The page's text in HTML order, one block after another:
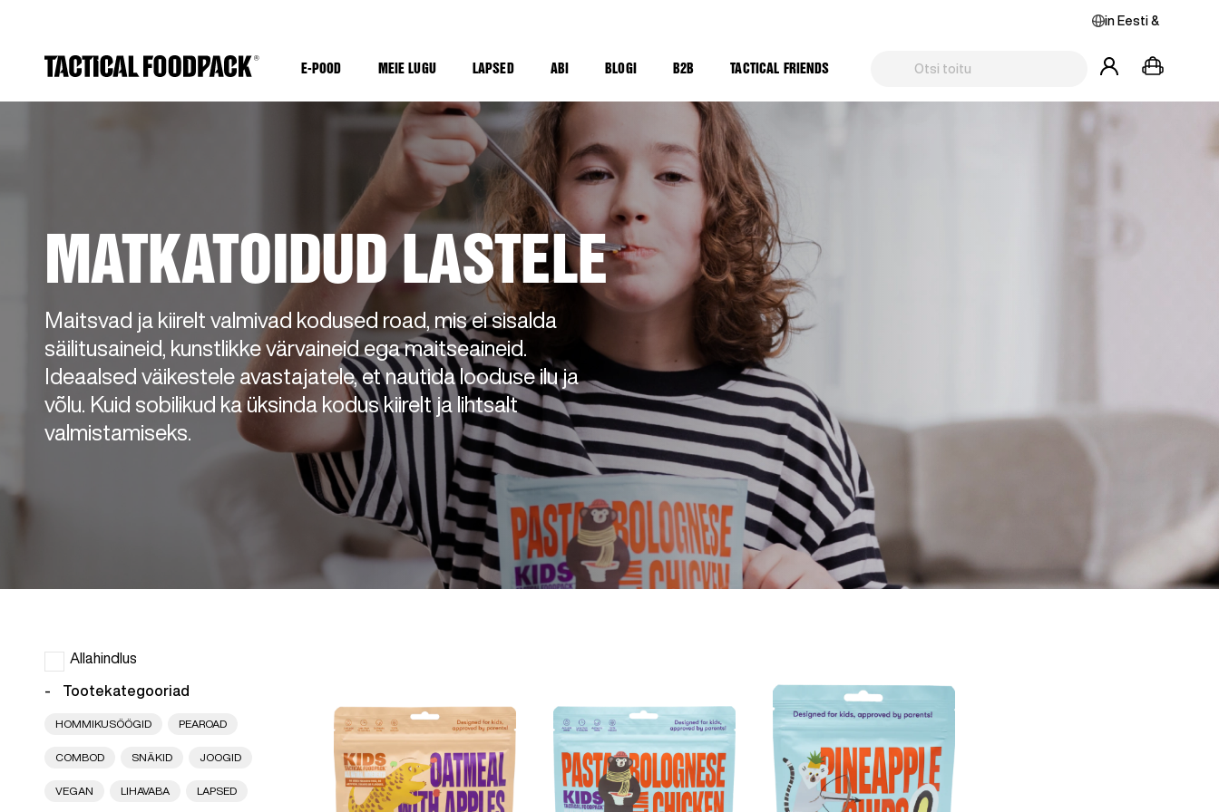
in Eesti &
E-POOD MEIE LUGU LAPSED ABI BLOGI B2B TACTICAL FRIENDS
MATKATOIDUD LASTELE
Maitsvad ja kiirelt valmivad kodused road, mis ei sisalda
säilitusaineid, kunstlikke värvaineid ega maitseaineid.
Ideaalsed väikestele avastajatele, et nautida looduse ilu ja
võlu. Kuid sobilikud ka üksinda kodus kiirelt ja lihtsalt
valmistamiseks.
Allahindlus
Tootekategooriad
HOMMIKUSÖÖGID PEAROAD
COMBOD SNÄKID JOOGID
VEGAN LIHAVABA LAPSED